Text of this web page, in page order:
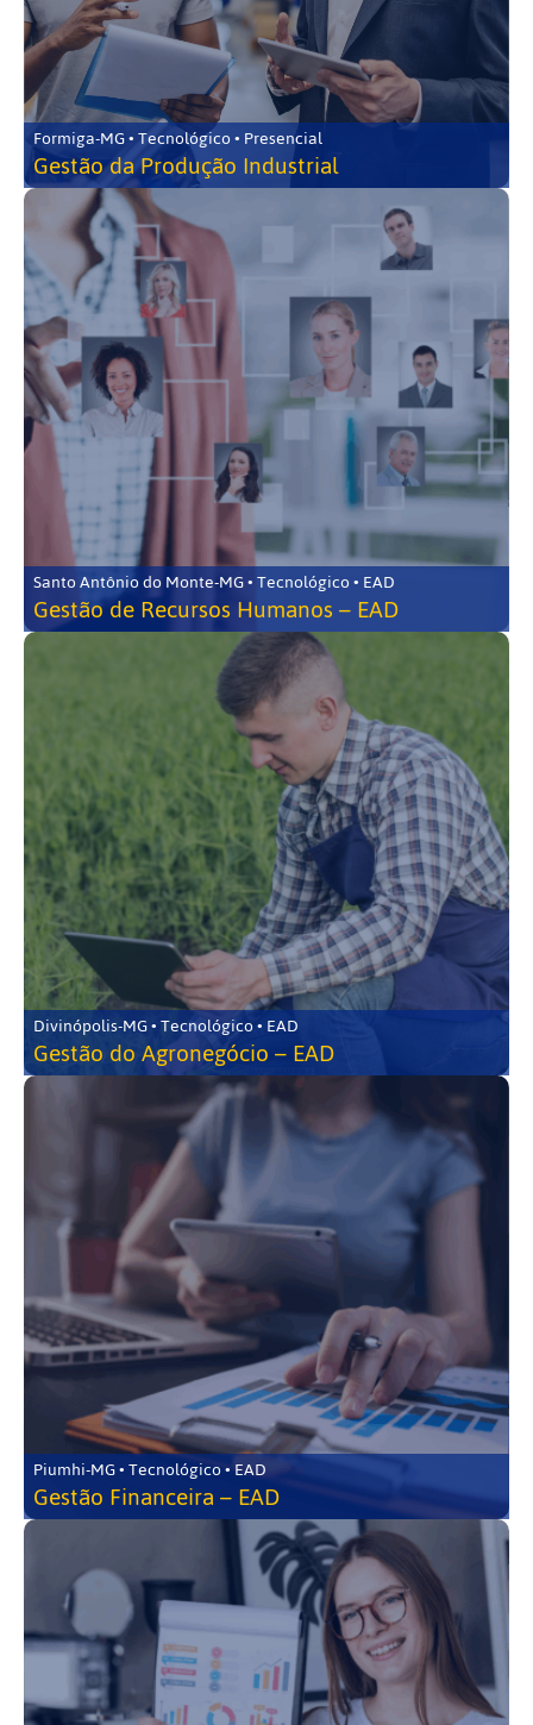
Formiga-MG • Tecnológico • Presencial
Gestão da Produção Industrial
Santo Antônio do Monte-MG • Tecnológico • EAD
Gestão de Recursos Humanos – EAD
Divinópolis-MG • Tecnológico • EAD
Gestão do Agronegócio – EAD
Piumhi-MG • Tecnológico • EAD
Gestão Financeira – EAD